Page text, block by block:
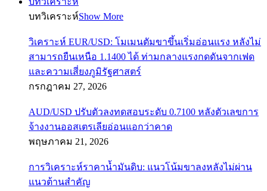
บทวิเคราะห์Show More
วิเคราะห์ EUR/USD: โมเมนตัมขาขึ้นเริ่มอ่อนแรง หลังไม่
สามารถยืนเหนือ 1.1400 ได้ ท่ามกลางแรงกดดันจากเฟด
และความเสี่ยงภูมิรัฐศาสตร์
กรกฎาคม 27, 2026
AUD/USD ปรับตัวลงทดสอบระดับ 0.7100 หลังตัวเลขการ
จ้างงานออสเตรเลียอ่อนแอกว่าคาด
พฤษภาคม 21, 2026
การวิเคราะห์ราคาน้ำมันดิบ: แนวโน้มขาลงหลังไม่ผ่าน
แนวต้านสำคัญ